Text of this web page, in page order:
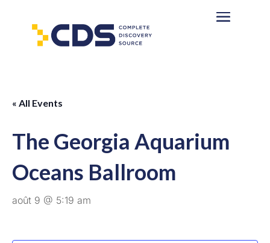
« All Events
The Georgia Aquarium
Oceans Ballroom
août 9 @ 5:19 am